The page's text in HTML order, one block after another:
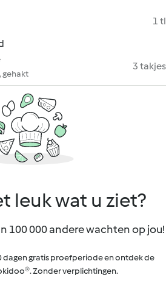
1 tl
gehakt
3 takjes
leuk wat u ziet?
100 000 andere wachten op jou!
dagen gratis proefperiode en ontdek de
Zonder verplichtingen.